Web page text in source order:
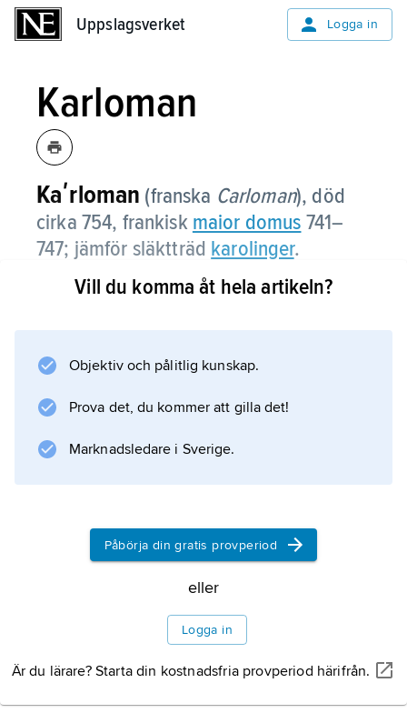
Uppslagsverket Logga in
Karloman
Kaʹrloman (franska Carloman), död
cirka 754, frankisk maior domus 741–
747; jämför släktträd karolinger.
Vid fadern
Austrasien
övriga områden tillföll brodern
Pippin den lille
. Karloman försvarade väldet med kraft, men
Monte Cassino
. År 754 sökte han medla mellan Pippin och
Information om artikeln
Vill du komma åt hela artikeln?
Objektiv och pålitlig kunskap.
Prova det, du kommer att gilla det!
Marknadsledare i Sverige.
Påbörja din gratis provperiod
eller
Logga in
Är du lärare? Starta din kostnadsfria provperiod härifrån.